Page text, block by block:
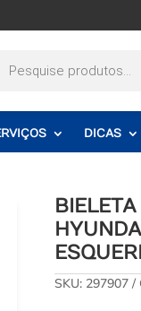
DICAS
SKU: 297907